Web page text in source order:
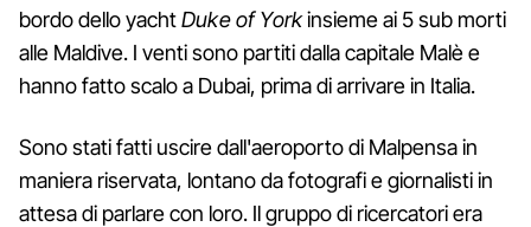
bordo dello yachtDuke of Yorkinsieme ai 5 sub morti
alle Maldive. I venti sono partiti dalla capitale Malè e
hanno fatto scalo a Dubai, prima di arrivare in Italia.
Sono stati fatti uscire dall'aeroporto di Malpensa in
maniera riservata, lontano da fotografi e giornalisti in
attesa di parlare con loro. Il gruppo di ricercatori era